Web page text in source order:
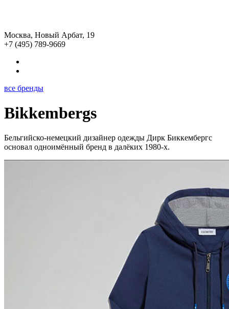
Москва, Новый Арбат, 19
+7 (495) 789-9669
все бренды
Bikkembergs
Бельгийско-немецкий дизайнер одежды Дирк Биккембергс
основал одноимённый бренд в далёких 1980-х.